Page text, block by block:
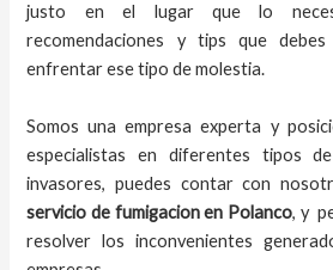
justo en el lugar que lo
recomendaciones y tips que
enfrentar ese tipo de molestia.
Somos una empresa experta y
especialistas en diferentes tipos
invasores, puedes contar con
servicio de fumigacionen Polanco, y
resolver los inconvenientes